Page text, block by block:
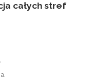
całych stref